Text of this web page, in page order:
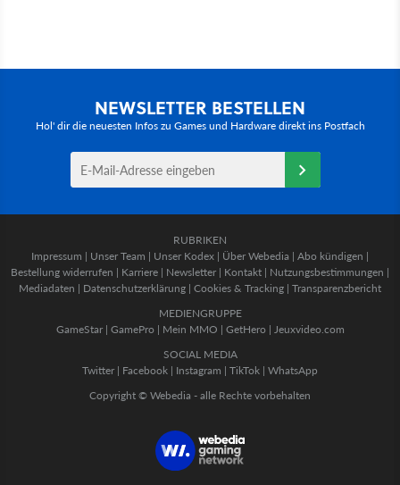
NEWSLETTER BESTELLEN
Hol' dir die neuesten Infos zu Games und Hardware direkt ins Postfach
RUBRIKEN
Impressum | Unser Team | Unser Kodex | Über Webedia | Abo kündigen |
Bestellung widerrufen | Karriere | Newsletter | Kontakt | Nutzungsbestimmungen |
Mediadaten | Datenschutzerklärung | Cookies & Tracking | Transparenzbericht
MEDIENGRUPPE
GameStar| GamePro | Mein MMO | GetHero | Jeuxvideo.com
SOCIAL MEDIA
Twitter | Facebook | Instagram | TikTok | WhatsApp
Copyright © Webedia - alle Rechte vorbehalten